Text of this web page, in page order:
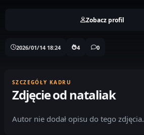
Zobacz profil
2026/01/14 18:24 4 0
SZCZEGÓŁY KADRU
Zdjęcie od nataliak
Autor nie dodał opisu do tego zdjęcia.